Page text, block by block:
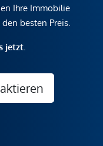
Ihre Immobilie
besten Preis.
jetzt.